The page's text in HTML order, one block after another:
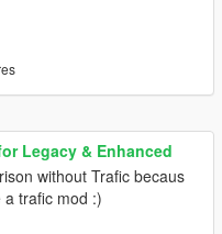
Legacy & Enhanced
without Trafic becaus
trafic mod :)